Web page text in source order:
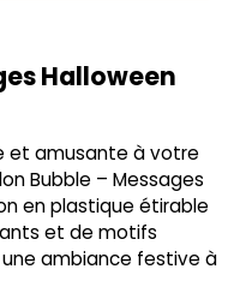
Halloween
et amusante à votre
Bubble – Messages
en plastique étirable
et de motifs
ambiance festive à